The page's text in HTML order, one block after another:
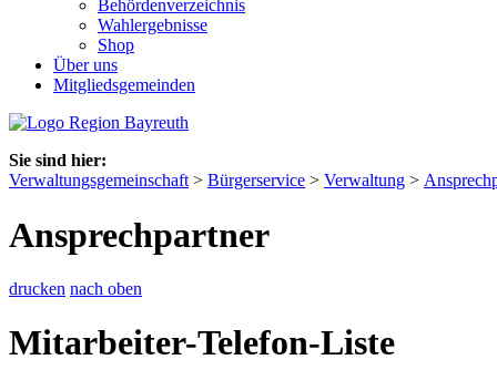
Behördenverzeichnis
Wahlergebnisse
Shop
Über uns
Mitgliedsgemeinden
Sie sind hier:
Verwaltungsgemeinschaft > Bürgerservice > Verwaltung >
Ansprechpartner
drucken nach oben
Mitarbeiter-Telefon-Liste